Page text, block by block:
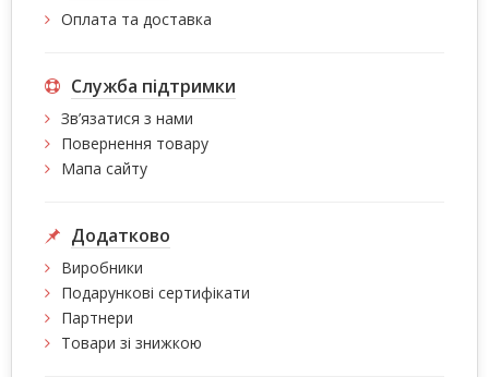
Оплата та доставка
Служба підтримки
Зв’язатися з нами
Повернення товару
Мапа сайту
Додатково
Виробники
Подарункові сертифікати
Партнери
Товари зі знижкою